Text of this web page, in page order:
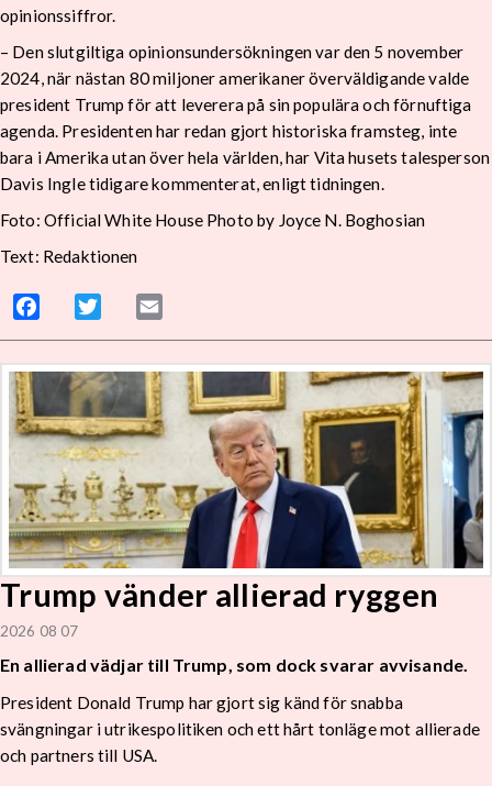
opinionssiffror.
– Den slutgiltiga opinionsundersökningen var den 5 november
2024, när nästan 80 miljoner amerikaner överväldigande valde
president Trump för att leverera på sin populära och förnuftiga
agenda. Presidenten har redan gjort historiska framsteg, inte
bara i Amerika utan över hela världen, har Vita husets talesperson
Davis Ingle tidigare kommenterat, enligt tidningen.
Foto: Official White House Photo by Joyce N. Boghosian
Text: Redaktionen
Facebook Twitter
Trump vänder allierad ryggen
2026 08 07
En allierad vädjar till Trump, som dock svarar avvisande.
President Donald Trump har gjort sig känd för snabba
svängningar i utrikespolitiken och ett hårt tonläge mot allierade
och partners till USA.